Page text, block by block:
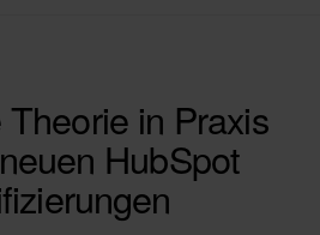
in Praxis
HubSpot